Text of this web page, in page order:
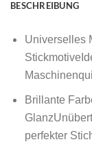
BESCHREIBUNG
Universelles
Brillante
perfekter